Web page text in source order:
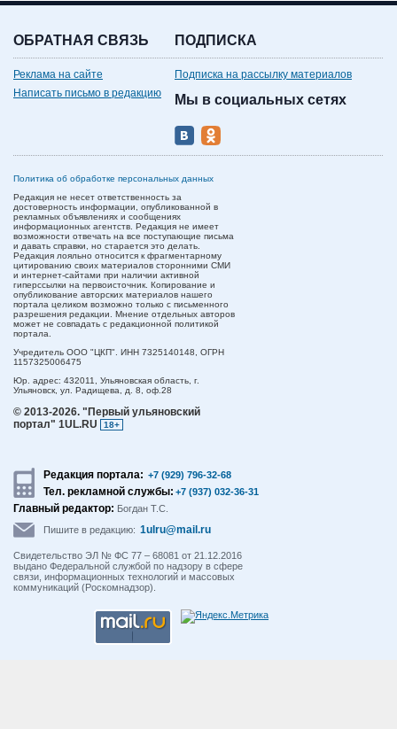
ОБРАТНАЯ СВЯЗЬ
Реклама на сайте
Написать письмо в редакцию
ПОДПИСКА
Подписка на рассылку материалов
Мы в социальных сетях
Политика об обработке персональных данных
Редакция не несет ответственность за
достоверность информации, опубликованной в
рекламных объявлениях и сообщениях
информационных агентств. Редакция не имеет
возможности отвечать на все поступающие письма
и давать справки, но старается это делать.
Редакция лояльно относится к фрагментарному
цитированию своих материалов сторонними СМИ
и интернет-сайтами при наличии активной
гиперссылки на первоисточник. Копирование и
опубликование авторских материалов нашего
портала целиком возможно только с письменного
разрешения редакции. Мнение отдельных авторов
может не совпадать с редакционной политикой
портала.
Учредитель ООО "ЦКП". ИНН 7325140148, ОГРН
1157325006475
Юр. адрес: 432011, Ульяновская область, г.
Ульяновск, ул. Радищева, д. 8, оф.28
© 2013-2026. "Первый ульяновский
портал" 1UL.RU
18+
Редакция портала: +7 (929) 796-32-68
Тел. рекламной службы: +7 (937) 032-36-31
Главный редактор: Богдан Т.С.
Пишите в редакцию: 1ulru@mail.ru
Свидетельство ЭЛ № ФС 77 – 68081 от 21.12.2016
выдано Федеральной службой по надзору в сфере
связи, информационных технологий и массовых
коммуникаций (Роскомнадзор).